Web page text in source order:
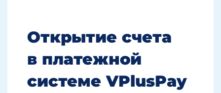
Открытие счета
в платежной
системе VPlusPay